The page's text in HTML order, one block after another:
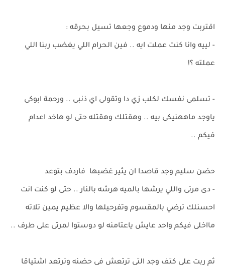
اقتربت وجد منها ودموع وجعها تسيل بحرقه :
- لييه وانا كنت عملت ايه .. فين الحرام اللي يغضب ربنا اللي
عملته ؟!
- تسلمى نفسك لكلب زي دا وتقولى اي ذنبى .. ورحمة ابوكى
ياوجد ماههنيكى بيه .. وهقتلك وهقتله حتى لو هاخد اعدام
فيكم ..
حضن سليم وجد قاصدا ان يثير غضبها فاردف بتوعد
- دى مرتى واللي يرشها بالميه هرشه بالنار .. حتى لو كنت انت
احسنلك ترضي بالمقسوم وتفرحيلها والا عظيم يمين تلاته
مااخلى فيكم واحد عايش ياعتامنه لو دوستوا لمرتى على طرف ..
ثم ربت على كتف وجد التى ترتعش فى حضنه وترتعد اشتياقا